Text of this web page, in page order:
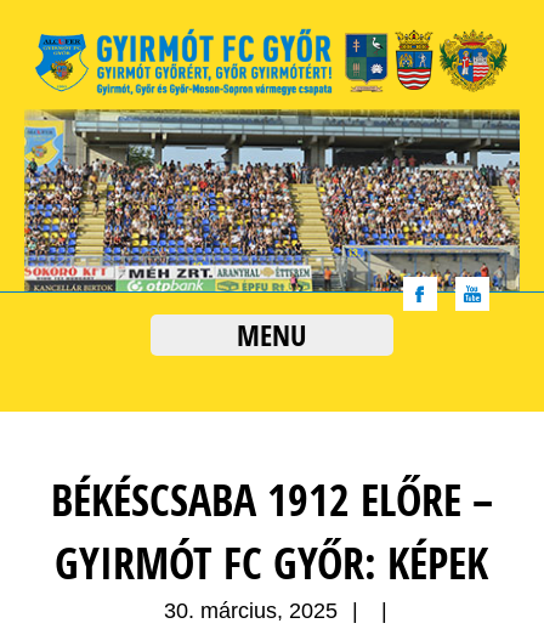
MENU
BÉKÉSCSABA 1912 ELŐRE –
GYIRMÓT FC GYŐR: KÉPEK
30. március, 2025